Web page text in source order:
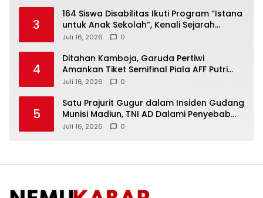
3
164 Siswa Disabilitas Ikuti Program “Istana
untuk Anak Sekolah”, Kenali Sejarah
Bangsa dan Pemerintahan
Juli 16, 2026 0
4
Ditahan Kamboja, Garuda Pertiwi
Amankan Tiket Semifinal Piala AFF Putri
2026
Juli 16, 2026 0
5
Satu Prajurit Gugur dalam Insiden Gudang
Munisi Madiun, TNI AD Dalami Penyebab
Ledakan
Juli 16, 2026 0